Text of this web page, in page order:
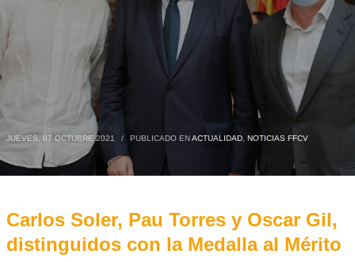
JUEVES, 07 OCTUBRE 2021 / PUBLICADO ENACTUALIDAD, NOTICIAS FFCV
Carlos Soler, Pau Torres y Oscar Gil,
distinguidos con la Medalla al Mérito